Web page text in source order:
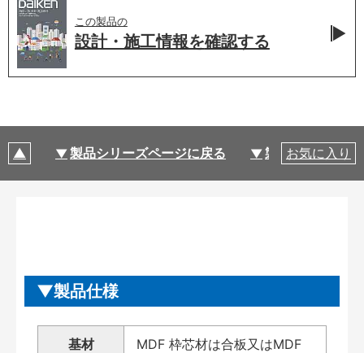
この製品の
設計・施工情報を確認する
製品シリーズページに戻る 製品仕様
お気に入り
製品仕様
基材 MDF 枠芯材は合板又はMDF